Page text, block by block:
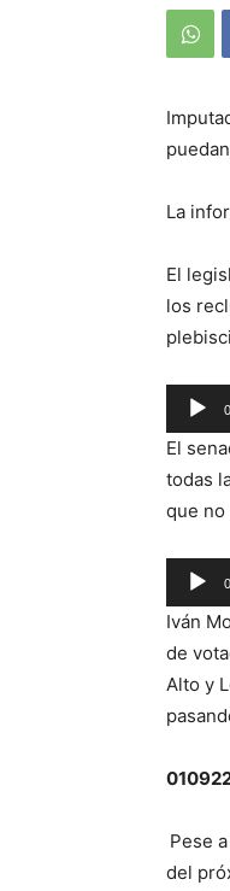
La
El
los
de
audio
El
todas
que no
de
audio
Iván
de
Alto y
Pese
del